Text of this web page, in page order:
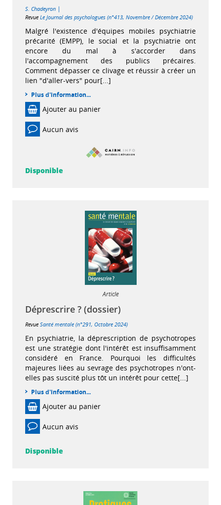
S. Chadeyron |
Revue Le Journal des psychologues (n°413, Novembre / Décembre 2024)
Malgré l'existence d'équipes mobiles psychiatrie
précarité (EMPP), le social et la psychiatrie ont
encore du mal à s'accorder dans
l'accompagnement des publics précaires.
Comment dépasser ce clivage et réussir à créer un
lien "d'aller-vers" pour[...]
Plus d'information...
Ajouter au panier
Aucun avis
Disponible
Article
Déprescrire ? (dossier)
Revue Santé mentale (n°291, Octobre 2024)
En psychiatrie, la déprescription de psychotropes
est une stratégie dont l'intérêt est insuffisamment
considéré en France. Pourquoi les difficultés
majeures liées au sevrage des psychotropes n'ont-
elles pas suscité plus tôt un intérêt pour cette[...]
Plus d'information...
Ajouter au panier
Aucun avis
Disponible